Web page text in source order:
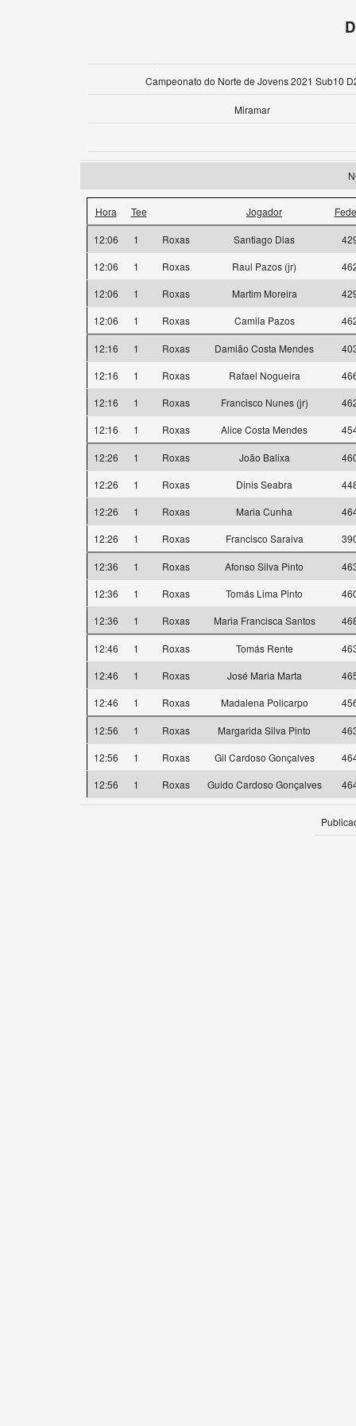
Campeonato do Norte de Jovens 2021 Sub10
Miramar
Hora Tee Jogador
12:06 1 Roxas Santiago Dias
12:06
1 Roxas Raul Pazos (jr)
12:06
1 Roxas Martim Moreira
12:06
1 Roxas Camila Pazos
12:16 1 Roxas Damião Costa Mendes
12:16
1 Roxas Rafael Nogueira
12:16
1 Roxas Francisco Nunes (jr)
12:16
1 Roxas Alice Costa Mendes
12:26 1 Roxas João Balixa
12:26
1 Roxas Dinis Seabra
12:26
1 Roxas Maria Cunha
12:26
1 Roxas Francisco Saraiva
12:36 1 Roxas Afonso Silva Pinto
12:36
1 Roxas Tomás Lima Pinto
12:36
1 Roxas Maria Francisca Santos
12:46 1 Roxas Tomás Rente
12:46
1 Roxas José Maria Marta
12:46
1 Roxas Madalena Policarpo
12:56 1 Roxas Margarida Silva Pinto
12:56
1 Roxas Gil Cardoso Gonçalves
12:56
1 Roxas Guido Cardoso Gonçalves